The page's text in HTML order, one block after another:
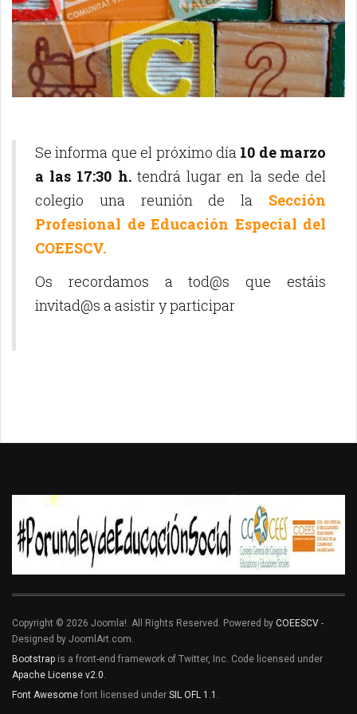
Se informa que el próximo día 10 de marzo
a las 17:30 h. tendrá lugar en la sede del
colegio una reunión de la Sección
Profesional de Educación Especial del
COEESCV.
Os recordamos a tod@s que estáis
invitad@s a asistir y participar
Copyright © 2026 Joomla!. All Rights Reserved. Powered by COEESCV -
Designed by JoomlArt.com.
Bootstrap is a front-end framework of Twitter, Inc. Code licensed under
Apache License v2.0
Font Awesome font licensed under SIL OFL 1.1